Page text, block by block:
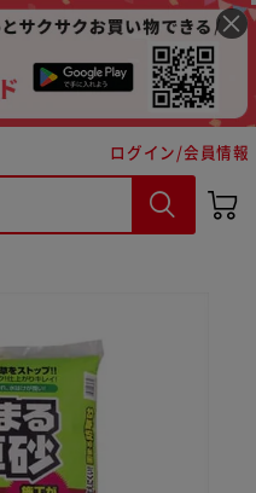
ログイン/会員情報